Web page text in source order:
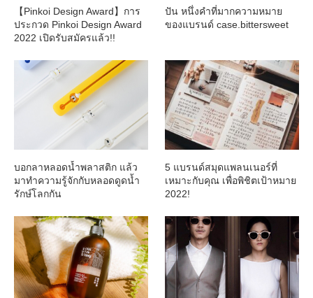
【Pinkoi Design Award】การ
ประกวด Pinkoi Design Award
2022 เปิดรับสมัครแล้ว!!
ปัน หนึ่งคำที่มากความหมาย
ของแบรนด์ case.bittersweet
บอกลาหลอดน้ำพลาสติก แล้ว
มาทำความรู้จักกับหลอดดูดน้ำ
รักษ์โลกกัน
5 แบรนด์สมุดแพลนเนอร์ที่
เหมาะกับคุณ เพื่อพิชิตเป้าหมาย
2022!